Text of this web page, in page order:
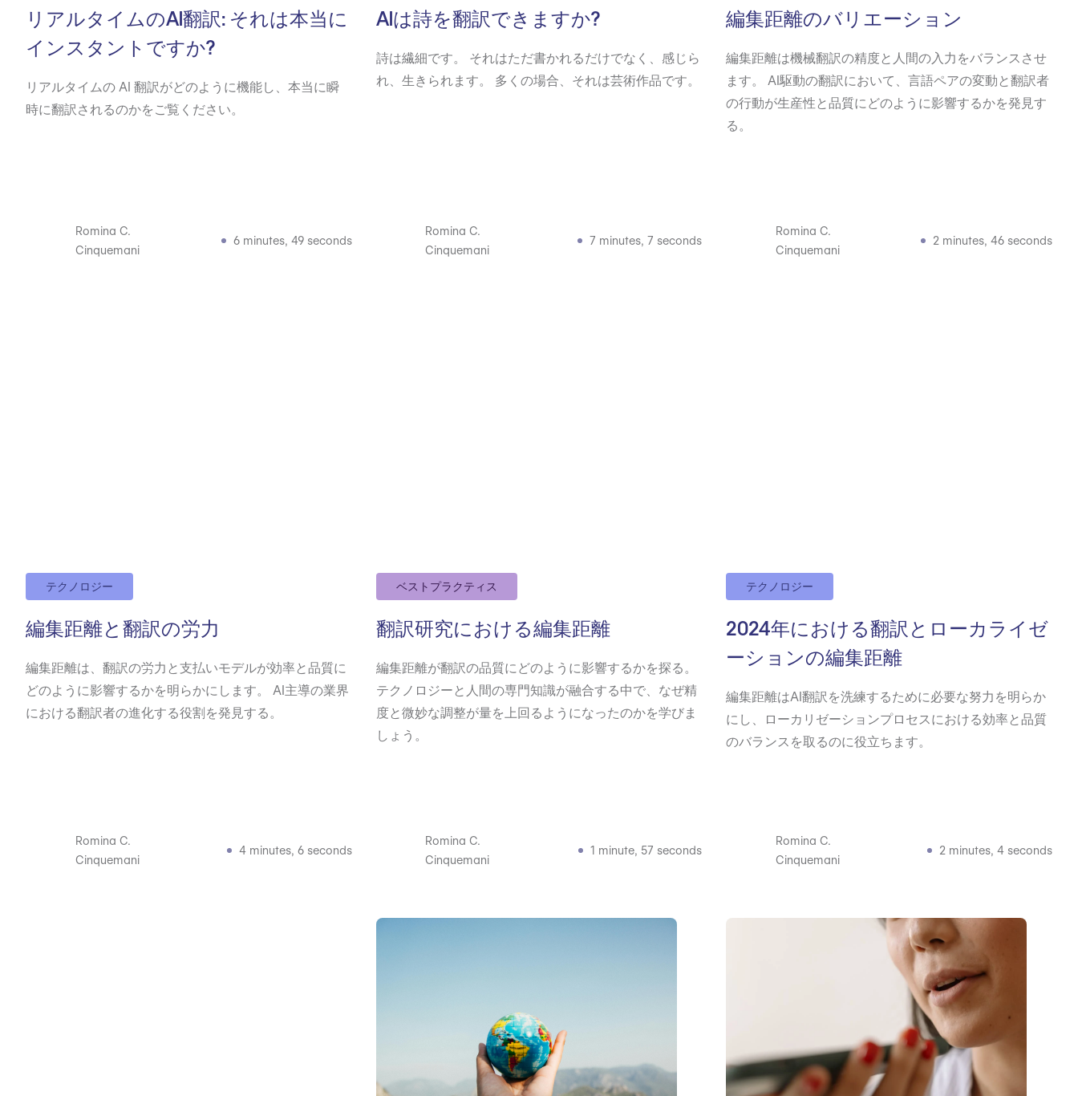
リアルタイムのAI翻訳: それは本当に
インスタントですか?
リアルタイムの AI 翻訳がどのように機能し、本当に瞬
時に翻訳されるのかをご覧ください。
Romina C.
Cinquemani
6 minutes, 49 seconds
AIは詩を翻訳できますか?
詩は繊細です。 それはただ書かれるだけでなく、感じら
れ、生きられます。 多くの場合、それは芸術作品です。
Romina C.
Cinquemani
7 minutes, 7 seconds
編集距離のバリエーション
編集距離は機械翻訳の精度と人間の入力をバランスさせ
ます。 AI駆動の翻訳において、言語ペアの変動と翻訳者
の行動が生産性と品質にどのように影響するかを発見す
る。
Romina C.
Cinquemani
2 minutes, 46 seconds
テクノロジー
編集距離と翻訳の労力
編集距離は、翻訳の労力と支払いモデルが効率と品質に
どのように影響するかを明らかにします。 AI主導の業界
における翻訳者の進化する役割を発見する。
Romina C.
Cinquemani
4 minutes, 6 seconds
ベストプラクティス
翻訳研究における編集距離
編集距離が翻訳の品質にどのように影響するかを探る。
テクノロジーと人間の専門知識が融合する中で、なぜ精
度と微妙な調整が量を上回るようになったのかを学びま
しょう。
Romina C.
Cinquemani
1 minute, 57 seconds
テクノロジー
2024年における翻訳とローカライゼ
ーションの編集距離
編集距離はAI翻訳を洗練するために必要な努力を明らか
にし、ローカリゼーションプロセスにおける効率と品質
のバランスを取るのに役立ちます。
Romina C.
Cinquemani
2 minutes, 4 seconds